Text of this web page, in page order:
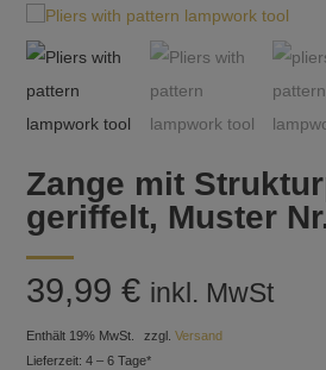
Zange mit
geriffelt, Muster
39,99€ inkl. MwSt
Enthält 19% MwSt. zzgl.Versand
Lieferzeit: 4 – 6 Tage*